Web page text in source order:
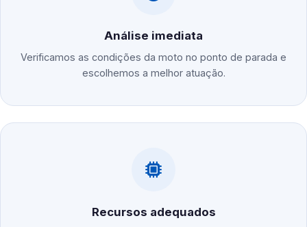
Análise imediata
Verificamos as condições da moto no ponto de parada e
escolhemos a melhor atuação.
Recursos adequados